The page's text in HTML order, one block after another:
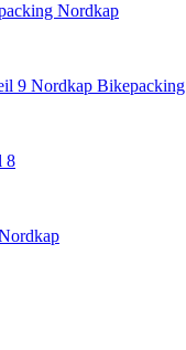
Nordkap
9 Nordkap Bikepacking
8